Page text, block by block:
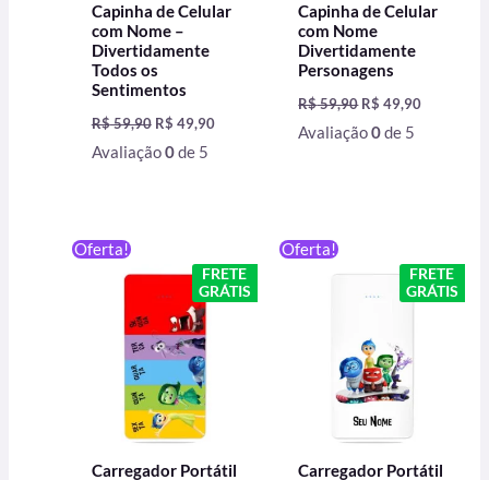
Capinha de Celular
com Nome –
Divertidamente
Todos os
Sentimentos
R$59,90 R$ 49,90
Avaliação0de 5
Capinha de Celular
com Nome
Divertidamente
Personagens
R$59,90 R$ 49,90
Avaliação0de 5
Oferta!
FRETE
GRÁTIS
Carregador Portátil
preço
original
era:
R$ 199,90.
preço
atual
é:
Oferta!
FRETE
GRÁTIS
Carregador Portátil
preço
original
era:
preço
atual
é: